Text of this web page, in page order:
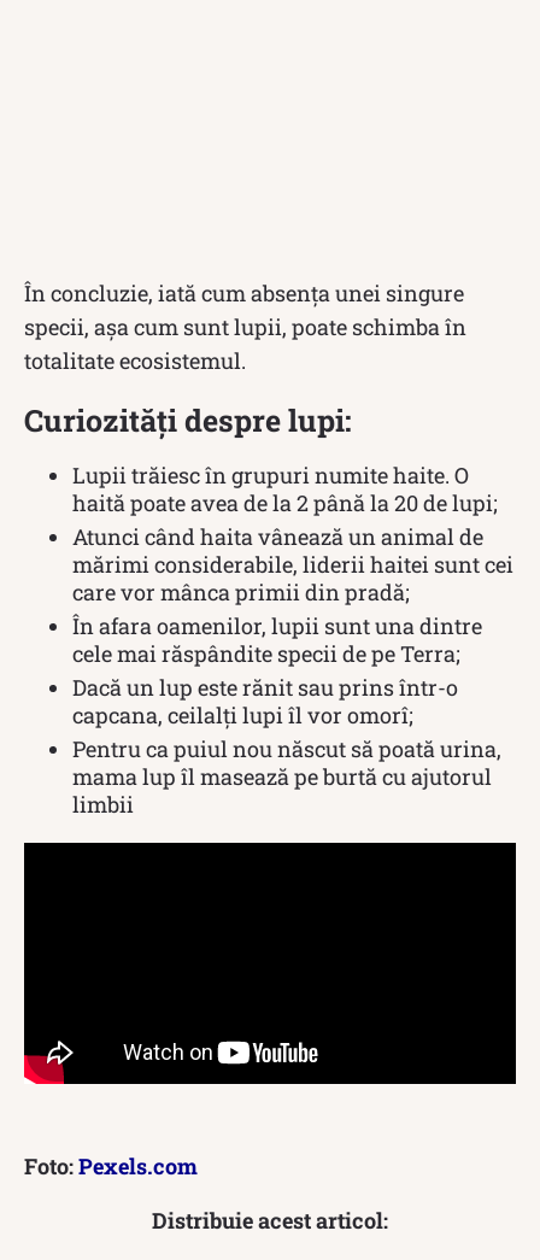
În concluzie, iată cum absența unei singure
specii, așa cum sunt lupii, poate schimba în
totalitate ecosistemul.
Curiozități despre lupi:
Lupii trăiesc în grupuri numite haite. O
haită poate avea de la 2 până la 20 de lupi;
Atunci când haita vânează un animal de
mărimi considerabile, liderii haitei sunt cei
care vor mânca primii din pradă;
În afara oamenilor, lupii sunt una dintre
cele mai răspândite specii de pe Terra;
Dacă un lup este rănit sau prins într-o
capcana, ceilalți lupi îl vor omorî;
Pentru ca puiul nou născut să poată urina,
mama lup îl masează pe burtă cu ajutorul
limbii
Foto:Pexels.com
Distribuie acest articol: